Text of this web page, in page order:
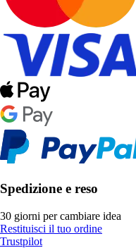
Spedizione e reso
30 giorni per cambiare idea
Restituisci il tuo ordine
Trustpilot